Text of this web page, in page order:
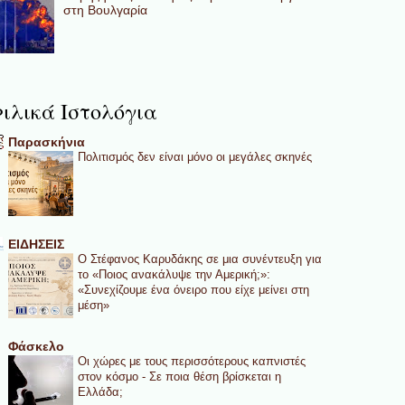
στη Βουλγαρία
Ιστολόγια
Παρασκήνια
Πολιτισμός δεν είναι μόνο οι μεγάλες σκηνές
ΕΙΔΗΣΕΙΣ
Ο Στέφανος Καρυδάκης σε μια συνέντευξη για
το «Ποιος ανακάλυψε την Αμερική;»:
«Συνεχίζουμε ένα όνειρο που είχε μείνει στη
μέση»
Φάσκελο
Οι χώρες με τους περισσότερους καπνιστές
στον κόσμο - Σε ποια θέση βρίσκεται η
Ελλάδα;